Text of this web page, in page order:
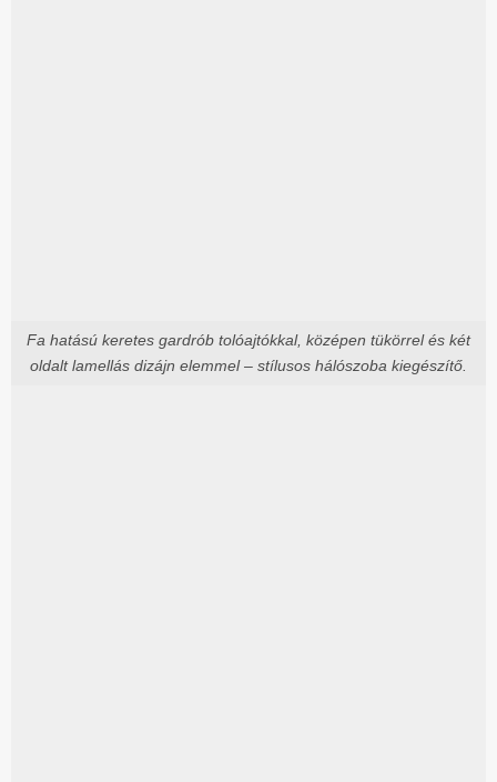
Fa hatású keretes gardrób tolóajtókkal, középen tükörrel és két
oldalt lamellás dizájn elemmel – stílusos hálószoba kiegészítő.